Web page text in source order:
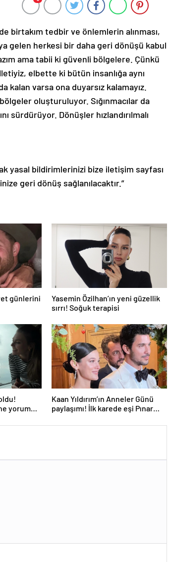
birtakım tedbir ve önlemlerin alınması,
gelen herkesi bir daha geri dönüşü kabul
ama tabii ki güvenli bölgelere. Çünkü
elbette ki bütün insanlığa aynı
kalan varsa ona duyarsız kalamayız.
oluşturuluyor. Sığınmacılar da
sürdürüyor. Dönüşler hızlandırılmalı
yasal bildirimlerinizi bize iletişim sayfası
geri dönüş sağlanılacaktır.”
günlerini
Yasemin Özilhan’ın yeni güzellik
sırrı! Soğuk terapisi
yorum
Kaan Yıldırım’ın Anneler Günü
paylaşımı! İlk karede eşi Pınar